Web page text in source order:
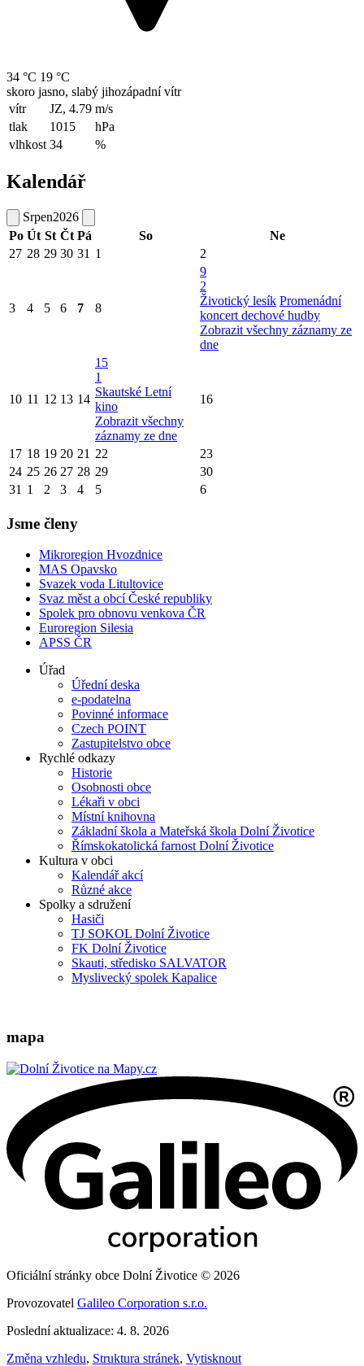
34 °C 19 °C
skoro jasno, slabý jihozápadní vítr
vítr
JZ, 4.79 m/s
tlak
1015
hPa
vlhkost 34 %
Kalendář
Srpen2026
Po Út St Čt Pá So
Ne
27 28 29 30 31 1 2
3 4 5 6 7 8
9
2
Životický lesík Promenádní
koncert dechové hudby
Zobrazit všechny záznamy ze
dne
10 11 12 13 14
15
1
Skautské Letní
kino
Zobrazit všechny
záznamy ze dne
16
17 18 19 20 21 22
23
24 25 26 27 28 29
30
31 1 2 3 4 5 6
Jsme členy
Mikroregion Hvozdnice
MAS Opavsko
Svazek voda Litultovice
Svaz měst a obcí České republiky
Spolek pro obnovu venkova ČR
Euroregion Silesia
APSS ČR
Úřad
Úřední deska
e-podatelna
Povinné informace
Czech POINT
Zastupitelstvo obce
Rychlé odkazy
Historie
Osobnosti obce
Lékaři v obci
Místní knihovna
Základní škola a Mateřská škola Dolní Životice
Římskokatolická farnost Dolní Životice
Kultura v obci
Kalendář akcí
Různé akce
Spolky a sdružení
Hasiči
TJ SOKOL Dolní Životice
FK Dolní Životice
Skauti, středisko SALVATOR
Myslivecký spolek Kapalice
mapa
Oficiální stránky obce Dolní Životice © 2026
Provozovatel Galileo Corporation s.r.o.
Poslední aktualizace: 4. 8. 2026
Změna vzhledu, Struktura stránek, Vytisknout